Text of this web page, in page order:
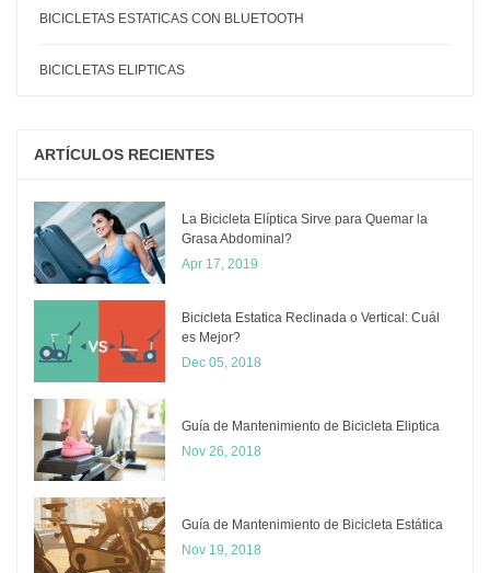
BICICLETAS ESTATICAS CON BLUETOOTH
BICICLETAS ELIPTICAS
ARTÍCULOS RECIENTES
La Bicicleta Elíptica Sirve para Quemar la
Grasa Abdominal?
Apr 17, 2019
Bicicleta Estatica Reclinada o Vertical: Cuál
es Mejor?
Dec 05, 2018
​Guía de Mantenimiento de Bicicleta Eliptica
Nov 26, 2018
Guía de Mantenimiento de Bicicleta Estática
Nov 19, 2018